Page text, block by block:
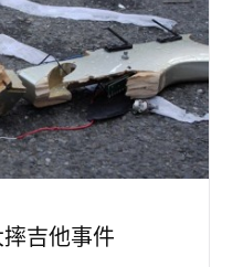
音樂人vol. 8：大象體
吉他事件